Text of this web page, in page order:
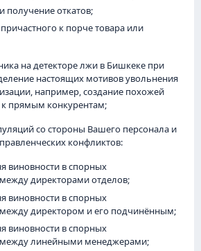
получение откатов;
к порче товара или
на детекторе лжи в Бишкеке при
настоящих мотивов увольнения
например, создание похожей
прямым конкурентам;
со стороны Вашего персонала и
конфликтов:
виновности в спорных
между директорами отделов;
виновности в спорных
между директором и его подчинённым;
виновности в спорных
между линейными менеджерами;